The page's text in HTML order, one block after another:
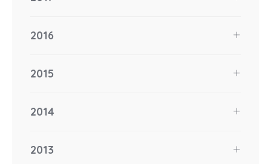
2016
2015
2014
2013